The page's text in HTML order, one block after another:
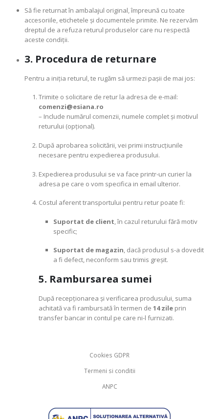
Să fie returnat în ambalajul original, împreună cu toate
accesoriile, etichetele și documentele primite. Ne rezervăm
dreptul de a refuza returul produselor care nu respectă
aceste condiții.
3. Procedura de returnare
Pentru a iniția returul, te rugăm să urmezi pașii de mai jos:
Trimite o solicitare de retur la adresa de e-mail:
comenzi@esiana.ro
– Include numărul comenzii, numele complet și motivul
returului (opțional).
După aprobarea solicitării, vei primi instrucțiunile
necesare pentru expedierea produsului.
Expedierea produsului se va face printr-un curier la
adresa pe care o vom specifica in email ulterior.
Costul aferent transportului pentru retur poate fi:
Suportat de client, în cazul returului fără motiv
specific;
Suportat de magazin, dacă produsul s-a dovedit
a fi defect, neconform sau trimis greșit.
5. Rambursarea sumei
După recepționarea și verificarea produsului, suma
achitată va fi rambursată în termen de14 zile prin
transfer bancar in contul pe care ni-l furnizati.
Cookies GDPR
Termeni si conditii
ANPC